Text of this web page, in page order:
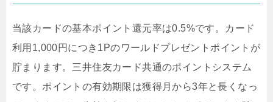
当該カードの基本ポイント還元率は0.5%です。カード
利用1,000円につき1Pのワールドプレゼントポイントが
貯まります。三井住友カード共通のポイントシステム
です。ポイントの有効期限は獲得月から3年と長くなっ